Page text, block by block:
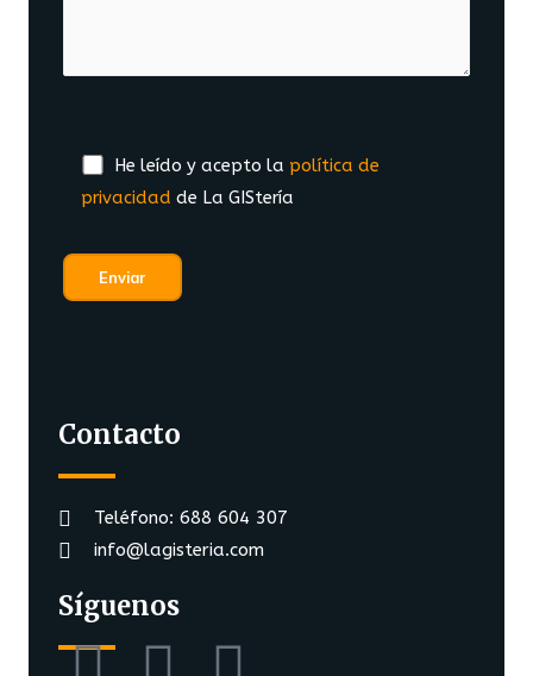
He leído y acepto la política de
privacidad de La GIStería
Contacto
Teléfono: 688 604 307
info@lagisteria.com
Síguenos